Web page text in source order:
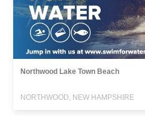
Northwood Lake Town Beach
NORTHWOOD, NEW HAMPSHIRE